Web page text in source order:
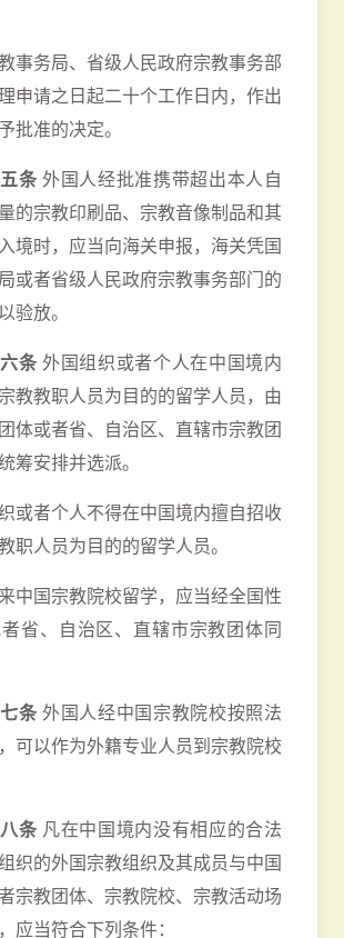
事务局、省级人民政府宗教事务部
申请之日起二十个工作日内，作出
批准的决定。
条 外国人经批准携带超出本人自
的宗教印刷品、宗教音像制品和其
境时，应当向海关申报，海关凭国
或者省级人民政府宗教事务部门的
验放。
条 外国组织或者个人在中国境内
教教职人员为目的的留学人员，由
体或者省、自治区、直辖市宗教团
筹安排并选派。
或者个人不得在中国境内擅自招收
职人员为目的的留学人员。
中国宗教院校留学，应当经全国性
省、自治区、直辖市宗教团体同
条 外国人经中国宗教院校按照法
可以作为外籍专业人员到宗教院校
条 凡在中国境内没有相应的合法
织的外国宗教组织及其成员与中国
宗教团体、宗教院校、宗教活动场
应当符合下列条件：